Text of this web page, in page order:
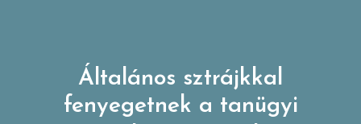
Általános sztrájkkal
fenyegetnek a tanügyi